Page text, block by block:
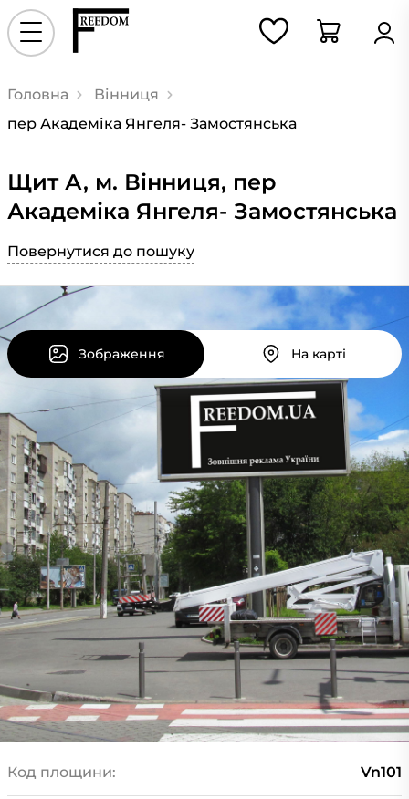
Головна
Вінниця
пер Академіка Янгеля- Замостянська
Щит А, м. Вінниця, пер
Академіка Янгеля- Замостянська
Повернутися до пошуку
Зображення На карті
Код площини: Vn101